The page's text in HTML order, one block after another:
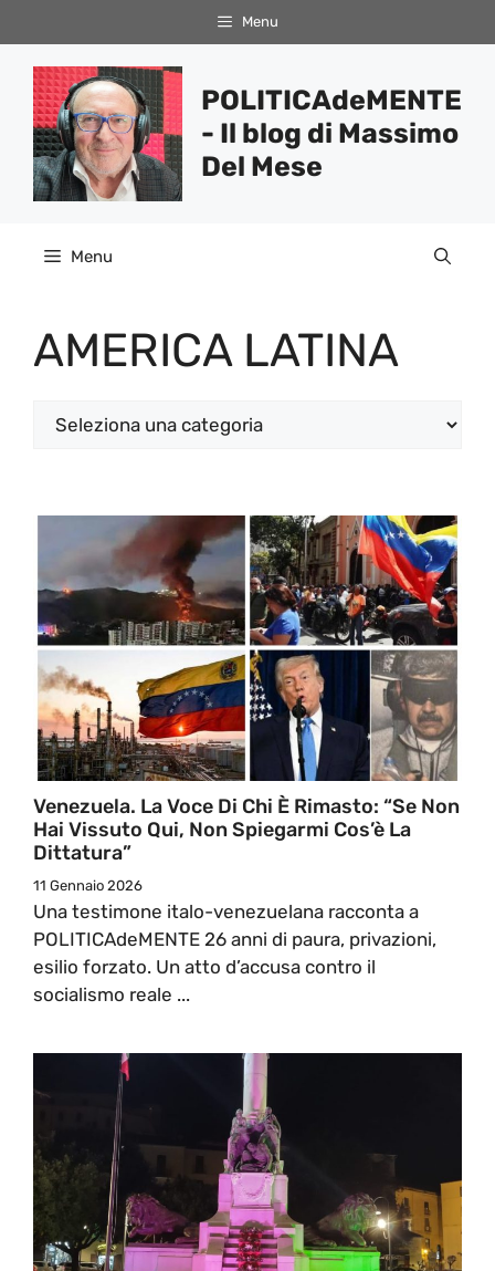
al
contenuto
Menu
POLITICAdeMENTE
- Il blog di Massimo
Del Mese
Menu
AMERICA LATINA
Categorie
Venezuela. La Voce Di Chi È Rimasto: “Se Non
Hai Vissuto Qui, Non Spiegarmi Cos’è La
Dittatura”
11 Gennaio 2026
Una testimone italo-venezuelana racconta a
POLITICAdeMENTE 26 anni di paura, privazioni,
esilio forzato. Un atto d’accusa contro il
socialismo reale ...